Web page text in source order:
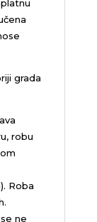
grada
robu
Roba
ne